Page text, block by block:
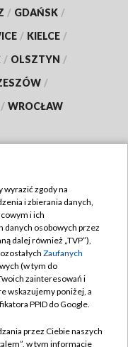
/ GDAŃSK /
/ KIELCE /
/ OLSZTYN /
/
/ WROCŁAW
wyrazić zgody na
i zbierania danych,
i ich
danych osobowych przez
dalej również „TVP”),
Zaufanych
(w tym do
zainteresowań i
wskazujemy poniżej, a
PPID do Google.
przez Ciebie naszych
w tym informacje